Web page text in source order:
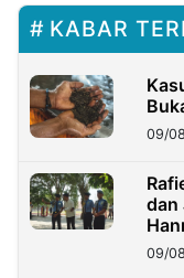
KABAR
09/
dan
09/